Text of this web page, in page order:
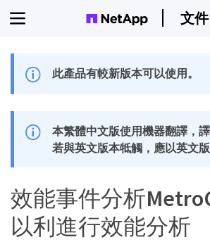
文件
此產品有較新版本可以使用。
本繁體中文版使用機器翻譯，
若與英文版本牴觸，應以英文版
效能事件分析
以利進行效能分析